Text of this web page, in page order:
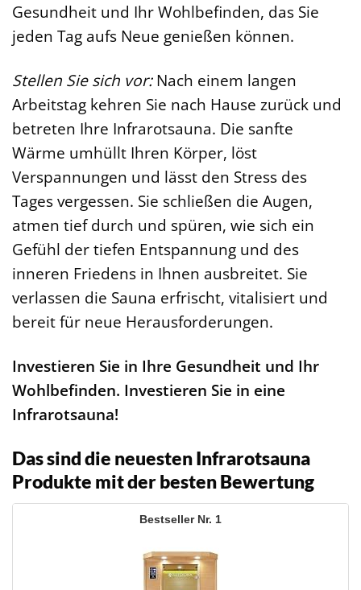
Gesundheit und Ihr Wohlbefinden, das Sie
jeden Tag aufs Neue genießen können.
Stellen Sie sich vor:Nach einem langen
Arbeitstag kehren Sie nach Hause zurück und
betreten Ihre Infrarotsauna. Die sanfte
Wärme umhüllt Ihren Körper, löst
Verspannungen und lässt den Stress des
Tages vergessen. Sie schließen die Augen,
atmen tief durch und spüren, wie sich ein
Gefühl der tiefen Entspannung und des
inneren Friedens in Ihnen ausbreitet. Sie
verlassen die Sauna erfrischt, vitalisiert und
bereit für neue Herausforderungen.
Investieren Sie in Ihre Gesundheit und Ihr
Wohlbefinden. Investieren Sie in eine
Infrarotsauna!
Das sind die neuesten Infrarotsauna
Produkte mit der besten Bewertung
1